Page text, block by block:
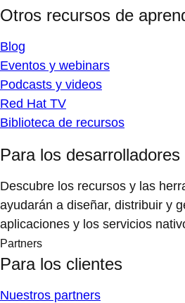
Otros recursos de
Blog
Eventos y webinars
Podcasts y videos
Red Hat TV
Biblioteca de recursos
Para los desarrolladores
Descubre los recursos y las
ayudarán a diseñar, distribuir y
aplicaciones y los servicios
Partners
Para los clientes
Nuestros partners